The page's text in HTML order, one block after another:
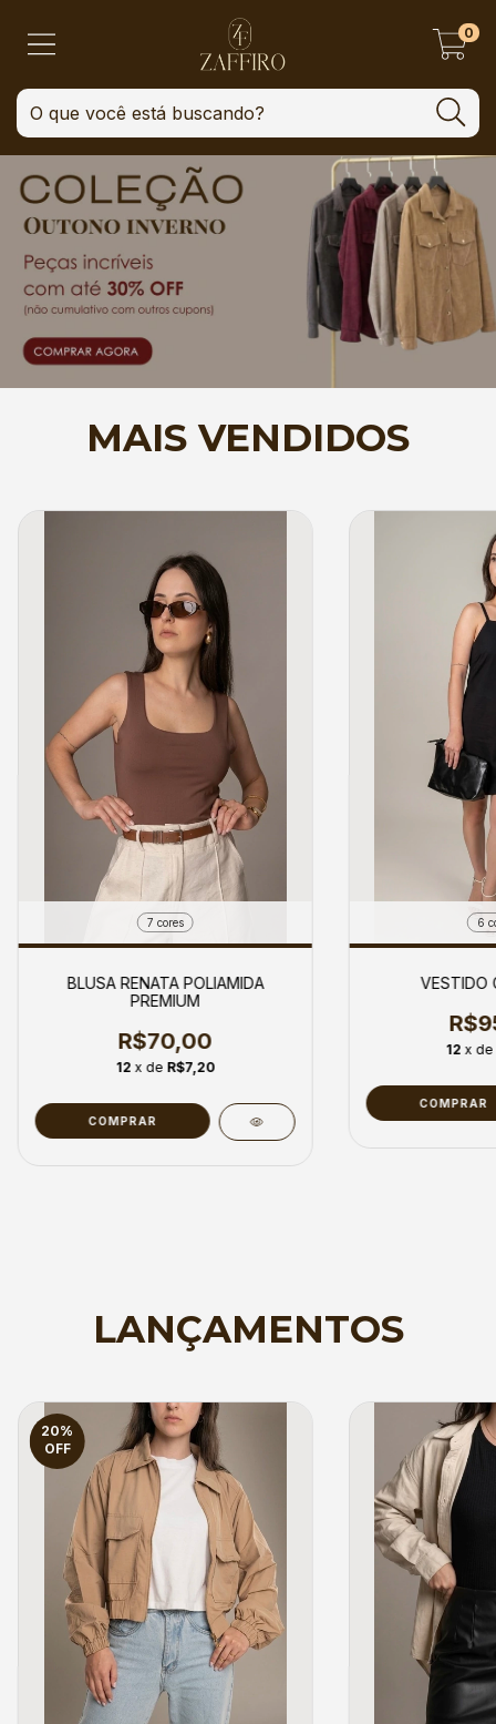
0
MAIS VENDIDOS
7 cores
BLUSA RENATA POLIAMIDA
PREMIUM
R$70,00
12 x de R$7,20
COMPRAR
6
VESTIDO
12 x de
COMPRAR
LANÇAMENTOS
20%
OFF